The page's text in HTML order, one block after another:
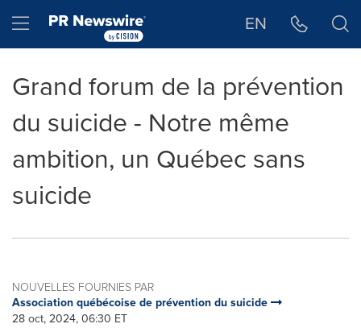
Hamburger menu EN
Grand forum de la prévention
du suicide - Notre même
ambition, un Québec sans
suicide
NOUVELLES FOURNIES PAR
Association québécoise de prévention du suicide
28 oct, 2024, 06:30 ET